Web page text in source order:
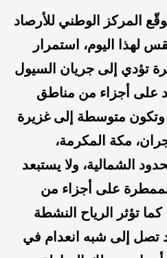
المركز الوطني للأرصاد
لهذا اليوم، استمرار
تؤدي إلى جريان السيول
على أجزاء من مناطق
وتكون متوسطة إلى غزيرة
مكة المكرمة،
الشمالية، ولا يستبعد
على أجزاء من
تؤثر الرياح النشطة
قد تصل إلى شبه انعدام في